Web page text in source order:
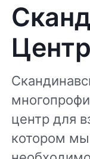
центр для
котором